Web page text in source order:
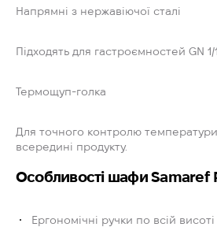
Напрямні з нержавіючої сталі
Підходять для гастроємностей GN 1/
Термощуп-голка
Для точного контролю
всередині продукту.
Особливості шафи Samaref
Ергономічні ручки по всій